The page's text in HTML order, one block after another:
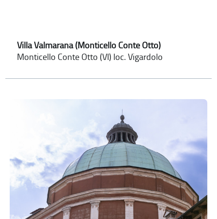
Villa Valmarana (Monticello Conte Otto)
Monticello Conte Otto (VI) loc. Vigardolo